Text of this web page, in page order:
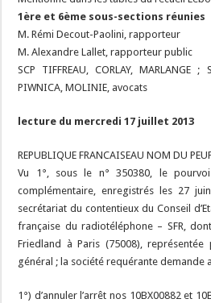
1ère et 6ème sous-sections réunies
M. Rémi Decout-Paolini, rapporteur
M. Alexandre Lallet, rapporteur public
SCP TIFFREAU, CORLAY, MARLANGE ;
PIWNICA, MOLINIE, avocats
lecture du mercredi 17 juillet 2013
REPUBLIQUE FRANCAISEAU NOM DU
Vu 1°, sous le n° 350380, le
complémentaire, enregistrés les 27
secrétariat du contentieux du Conseil
française du radiotéléphone – SFR,
Friedland à Paris (75008),
général ; la société requérante demande
1°) d’annuler l’arrêt nos 10BX00882 et